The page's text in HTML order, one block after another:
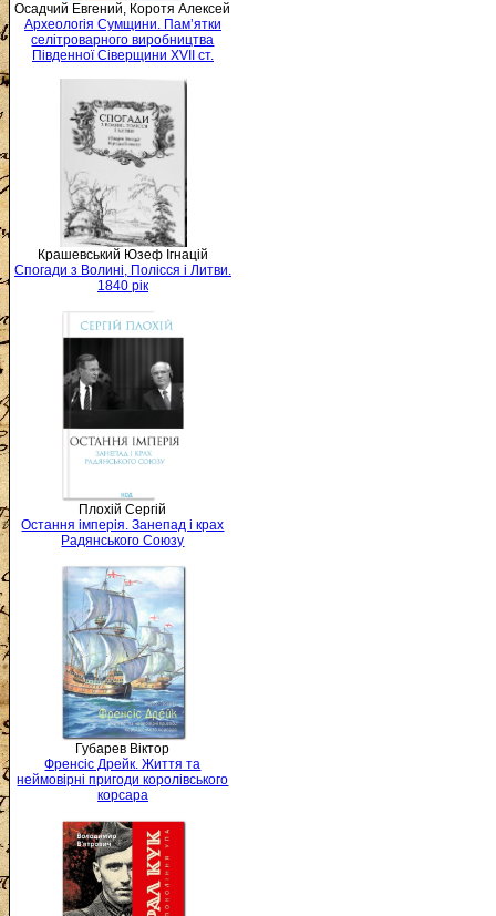
Осадчий Евгений, Коротя Алексей
Археологія Сумщини. Пам’ятки
селітроварного виробництва
Південної Сіверщини XVII ст.
Крашевський Юзеф Ігнацій
Спогади з Волині, Полісся і Литви.
1840 рік
Плохій Сергій
Остання імперія. Занепад і крах
Радянського Союзу
Губарев Віктор
Френсіс Дрейк. Життя та
неймовірні пригоди королівського
корсара